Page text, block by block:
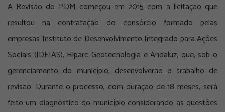
A Revisão do PDM começou em 2015 com a licitação que
resultou na contratação do consórcio formado pelas
empresas Instituto de Desenvolvimento Integrado para Ações
Sociais (IDEIAS), Hiparc Geotecnologia e Andaluz, que, sob o
gerenciamento do município, desenvolverão o trabalho de
revisão. Durante o processo, com duração de 18 meses, será
feito um diagnóstico do município considerando as questões